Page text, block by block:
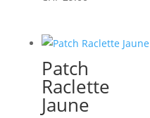
Patch
Raclette
Jaune